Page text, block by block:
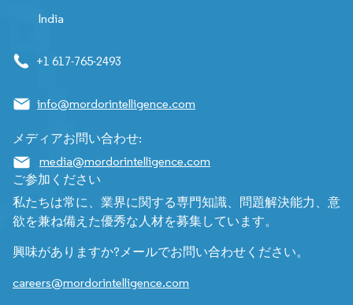
India
+1 617-765-2493
info@mordorintelligence.com
メディアお問い合わせ:
media@mordorintelligence.com
ご参加ください
私たちは常に、業界に関する専門知識、問題解決能力、意
欲を兼ね備えた優秀な人材を募集しています。
興味がありますか?メールでお問い合わせください。
careers@mordorintelligence.com